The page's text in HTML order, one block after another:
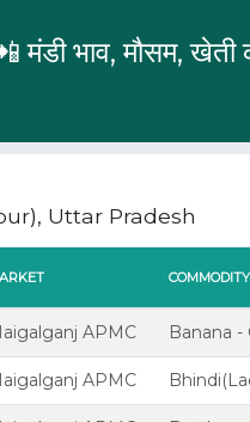
मंडी भाव, मौसम,
Uttar Pradesh
COMMODITY
APMC Banana -
APMC